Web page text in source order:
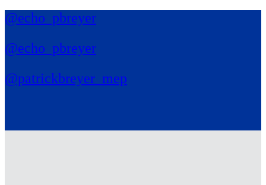
@echo_pbreyer
@echo_pbreyer
@patrickbreyer_mep